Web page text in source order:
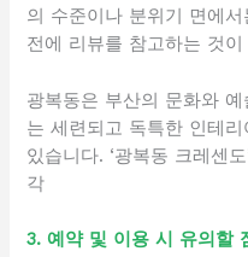
의 수준이나 분위기 면에
전에 리뷰를 참고하는 것이
광복동은 부산의 문화와
는 세련되고 독특한 인테
있습니다. ‘광복동 크레센
각
3. 예약 및 이용 시 유의할